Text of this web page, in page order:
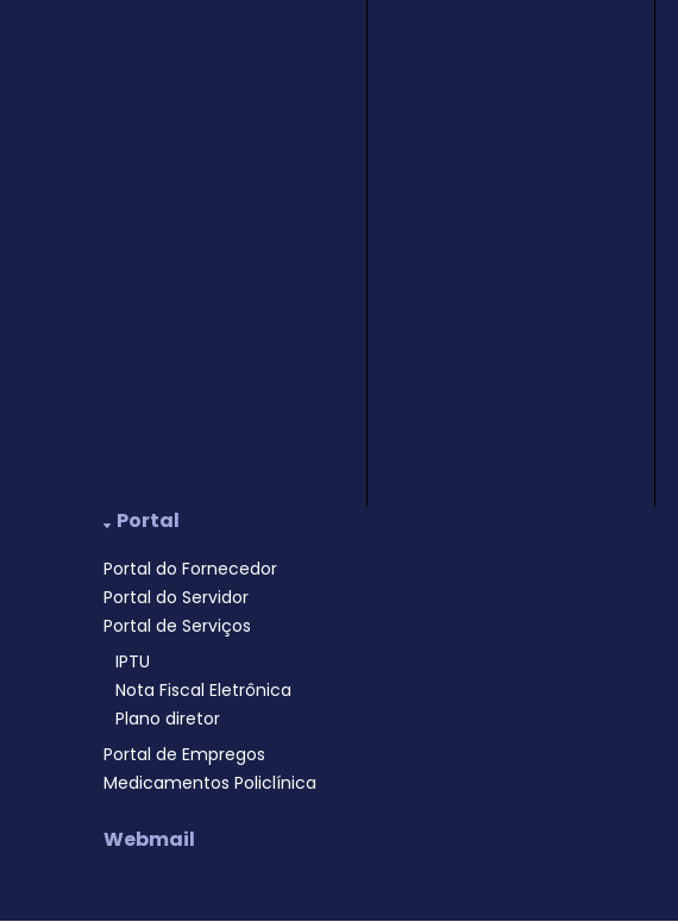
Portal
Portal do Fornecedor
Portal do Servidor
Portal de Serviços
IPTU
Nota Fiscal Eletrônica
Plano diretor
Portal de Empregos
Medicamentos Policlínica
Webmail